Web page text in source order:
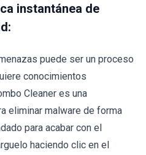
instantánea de
puede ser un proceso
conocimientos
Cleaner es una
eliminar malware de forma
para acabar con el
haciendo clic en el